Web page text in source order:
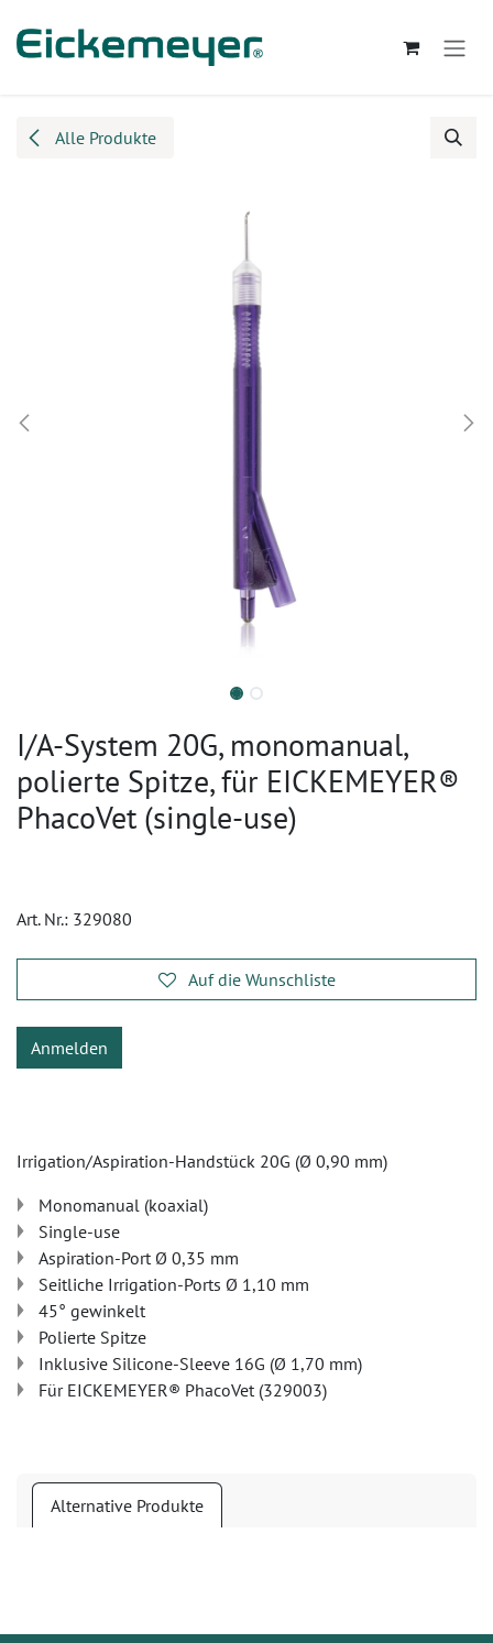
Alle Produkte
I/A-System 20G, monomanual,
polierte Spitze, für EICKEMEYER®
PhacoVet (single-use)
Art. Nr.: 329080
Auf die Wunschliste
Anmelden
Irrigation/Aspiration-Handstück 20G (Ø 0,90 mm)
Monomanual (koaxial)
Single-use
Aspiration-Port Ø 0,35 mm
Seitliche Irrigation-Ports Ø 1,10 mm
45° gewinkelt
Polierte Spitze
Inklusive Silicone-Sleeve 16G (Ø 1,70 mm)
Für EICKEMEYER® PhacoVet (329003)
Alternative Produkte